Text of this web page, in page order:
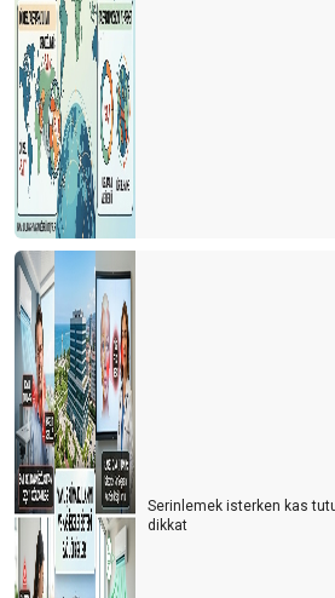
Serinlemek isterken kas
dikkat